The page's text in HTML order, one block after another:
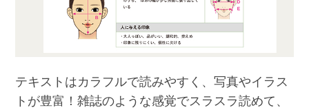
テキストはカラフルで読みやすく、写真やイラス
トが豊富！雑誌のような感覚でスラスラ読めて、